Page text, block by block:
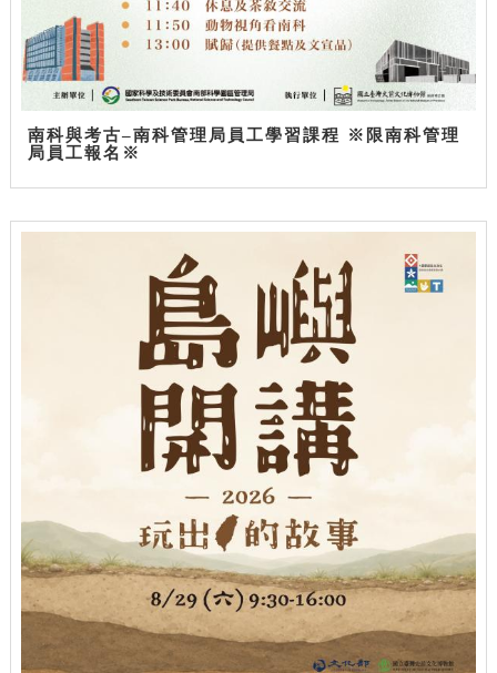
南科與考古–南科管理局員工學習課程 ※限南科管理
局員工報名※